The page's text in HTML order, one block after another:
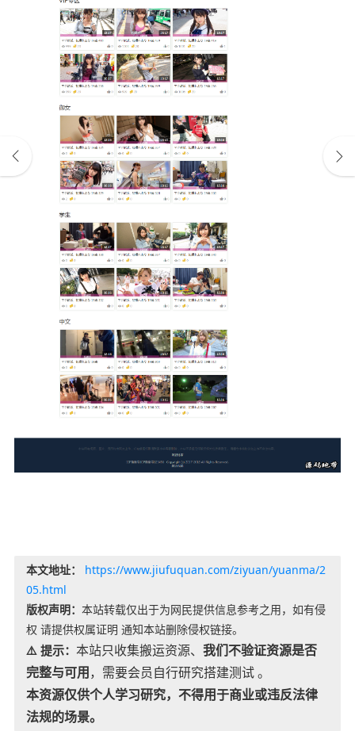
本文地址：
https://www.jiufuquan.com/ziyuan/yuanma/2
05.html
版权声明： 本站转载仅出于为网民提供信息参考之用，如有侵
权 请提供权属证明 通知本站删除侵权链接。
⚠️ 提示： 本站只收集搬运资源、 我们不验证资源是否
完整与可用，需要会员自行研究搭建测试 。
本资源仅供个人学习研究，不得用于商业或违反法律
法规的场景。